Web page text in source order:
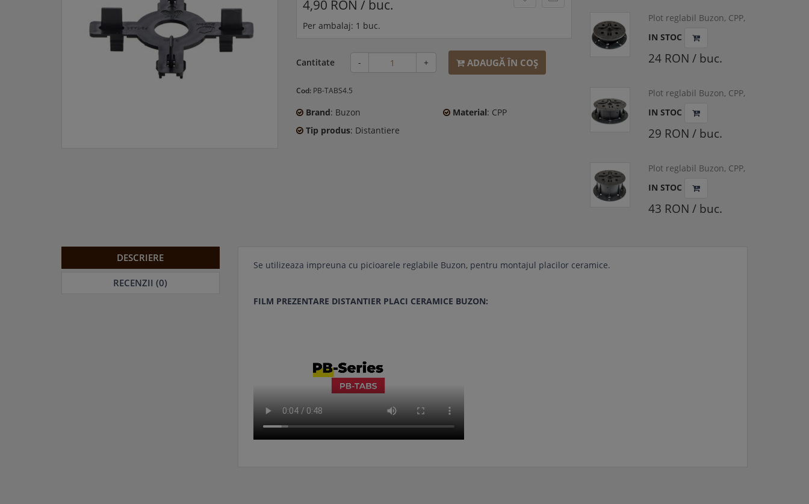
4,90 RON / buc.
Per ambalaj: 1 buc.
Cantitate - + ADAUGĂ ÎN COŞ
Cod: PB-TABS4.5
Brand: Buzon Material: CPP
Tip produs: Distantiere
Plot reglabil Buzon, CPP,
(pardoseala flotanta
deck/placi ceramice)
IN STOC
24 RON / buc.
Plot reglabil Buzon, CPP,
(pardoseala flotanta
deck/placi ceramice)
IN STOC
29 RON / buc.
Plot reglabil Buzon, CPP,
(pardoseala flotanta
deck/placi ceramice)
IN STOC
43 RON / buc.
DESCRIERE
RECENZII (0)
Se utilizeaza impreuna cu picioarele reglabile Buzon, pentru montajul placilor ceramice.
FILM PREZENTARE DISTANTIER PLACI CERAMICE BUZON: